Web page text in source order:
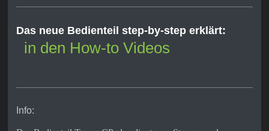
Klimaautomatik
Boost Funktion
sorgung und
Das neue Bedienteil step-by-step erklärt:
in den How-to Videos
Info: